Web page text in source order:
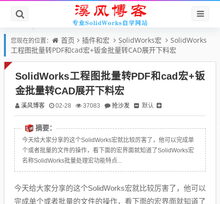
您现在的位置： 首页 插件和宏 SolidWorks宏
SolidWorks
工程图批量转PDF和cad宏+钣金批量转CAD展开下料宏
SolidWorks工程图批量转PDF和cad宏+钣
金批量转CAD展开下料宏
溪风博客 02-28 37083 抢沙发 默认
摘要：
今天给大家分享的这个SolidWorks宏就比较厉害了，他可以完成单
个或者批量的文件的操作，看下面的宏界面就知道了SolidWorks宏
名称SolidWorks批量处理宏功能特点...
今天给大家分享的这个SolidWorks宏就比较厉害了，他可以
完成单个或者批量的文件的操作，看下面的宏界面就知道了